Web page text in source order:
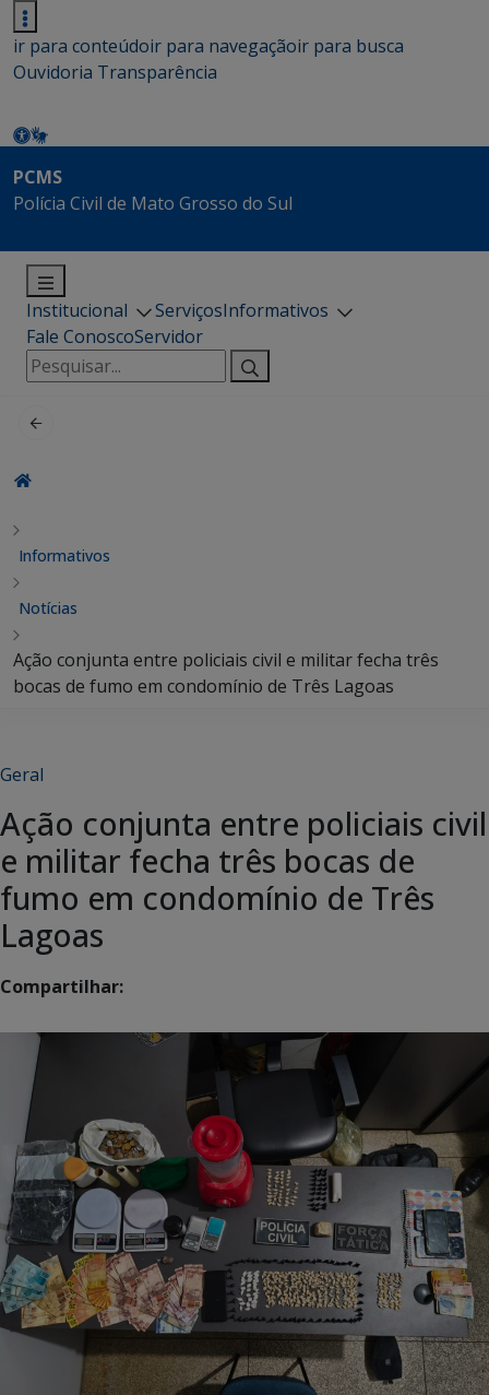
ir para conteúdoir para navegaçãoir para busca
Ouvidoria Transparência
PCMS
Polícia Civil de Mato Grosso do Sul
Institucional ServiçosInformativos
Fale ConoscoServidor
Pesquisar
por:
Informativos
Notícias
Ação conjunta entre policiais civil e militar fecha três
bocas de fumo em condomínio de Três Lagoas
Geral
Ação conjunta entre policiais civil
e militar fecha três bocas de
fumo em condomínio de Três
Lagoas
Compartilhar: